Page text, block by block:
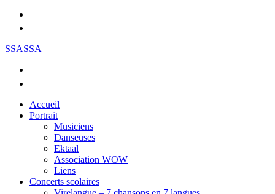
SSASSA
Accueil
Portrait
Musiciens
Danseuses
Ektaal
Association WOW
Liens
Concerts scolaires